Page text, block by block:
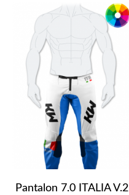
Pantalon 7.0 ITALIA V.2